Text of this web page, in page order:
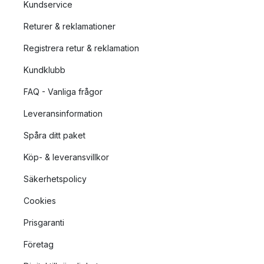
total avkoppling. Stommen består av solid teak och det finns
inredningsprodukter formgivna av framstående designers som
tolkat den varma och informella känslan som definierat
inspireras av 50- och 60-talets formspråk och färgval samt
genom att omfamna den genuina, nordiska andan så skapar
retrokänsla.
Kundservice
Returer & reklamationer
Registrera retur & reklamation
Kundklubb
FAQ - Vanliga frågor
Leveransinformation
Spåra ditt paket
Köp- & leveransvillkor
Säkerhetspolicy
Cookies
Prisgaranti
Företag